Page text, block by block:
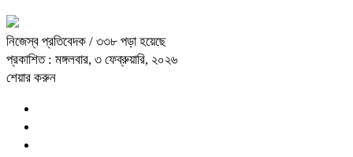
নিজেস্ব প্রতিবেদক / ৩৩৮ পড়া হয়েছে
প্রকাশিত : মঙ্গলবার, ৩ ফেব্রুয়ারি, ২০২৬
শেয়ার করুন